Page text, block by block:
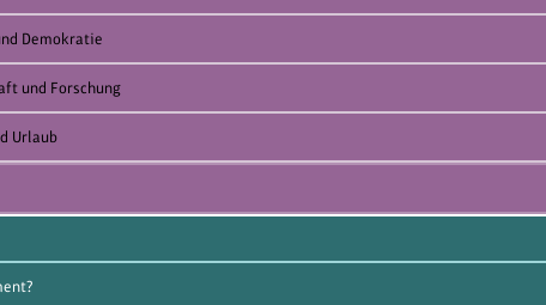
Demokratie
und Forschung
Urlaub